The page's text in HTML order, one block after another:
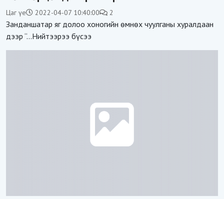
Цаг үе 2022-04-07 10:40:00 2
Занданшатар яг долоо хоногийн өмнөх чуулганы хуралдаан
дээр “...Нийтээрээ бүсээ